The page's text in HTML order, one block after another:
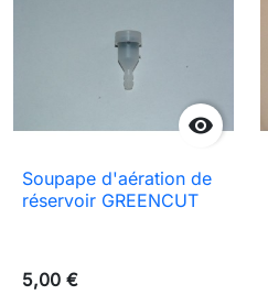

Soupape d'aération de
réservoir GREENCUT
5,00 €